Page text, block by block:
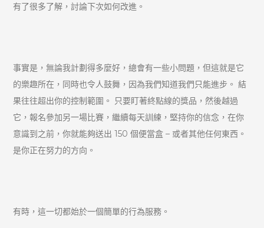
有了很多了解，討論下次如何改進。
事實是，無論我計劃得多麼好，總會有一些小問題，但這就是它
的樂趣所在，同時也令人鼓舞，因為我們知道我們只能進步。 結
果往往超出你的控制範圍。 只要盯著終點線的獎品，然後越過
它，報名參加另一場比賽，繼續每天訓練，堅持你的信念，在你
意識到之前，你就能夠送出 150 個便當盒 – 或者其他任何東西。
是你正在努力的方向。
有時，這一切都始於一個簡單的行為服務。